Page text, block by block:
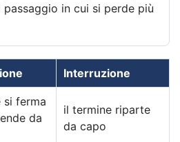
passaggio in cui si perde più
Interruzione
si ferma
da
il termine riparte
da capo